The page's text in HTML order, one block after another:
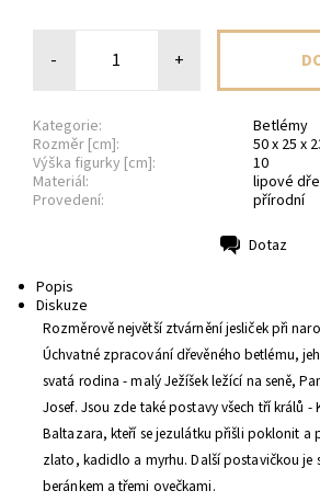
- +
Kategorie:
Betlémy
Rozměr [cm]:
50 x 25 x
Výška figurky [cm]:
10
Materiál:
lipové
Provedení:
přírodní
Dotaz
Popis
Diskuze
Rozměrově největší ztvárnění jesliček při
Úchvatné zpracování dřevěného betlému,
svatá rodina - malý Ježíšek ležící na seně,
Josef. Jsou zde také postavy všech tří králů -
Baltazara, kteří se jezulátku přišli poklonit a
zlato, kadidlo a myrhu. Další postavičkou je
beránkem a třemi ovečkami.